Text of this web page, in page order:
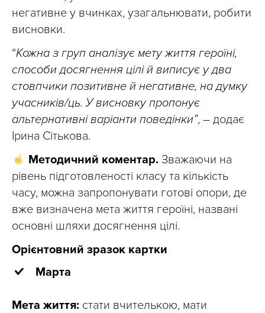
негативне у вчинках, узагальнювати, робити
висновки.
“Кожна з груп аналізує мету життя героїні,
способи досягнення цілі й виписує у два
стовпчики позитивне й негативне, на думку
учасників/ць. У висновку пропонує
альтернативні варіанти поведінки”, – додає
Ірина Сітькова.
Методичний коментар. Зважаючи на
рівень підготовленості класу та кількість
часу, можна запропонувати готові опори, де
вже визначена мета життя героїні, названі
основні шляхи досягнення цілі.
Орієнтовний зразок картки
Марта
Мета життя: стати вчителькою, мати